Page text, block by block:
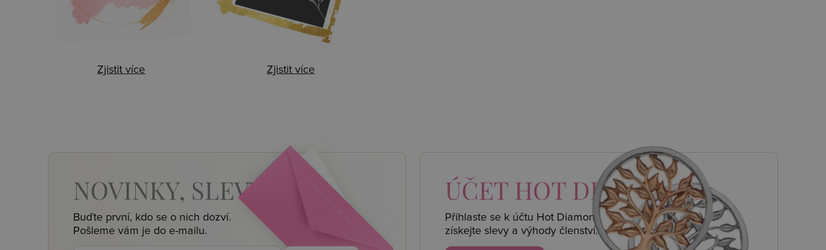
Zjistit více Zjistit více
NOVINKY, SLEVY, AKCE
Buďte první, kdo se o nich dozví.
Pošleme vám je do e-mailu.
ÚČET HOT DIAMONDS
Přihlaste se k účtu Hot Diamonds a
získejte slevy a výhody členství.